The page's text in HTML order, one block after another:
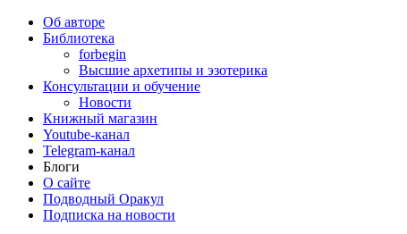
Об авторе
Библиотека
forbegin
Высшие архетипы и эзотерика
Консультации и обучение
Новости
Книжный магазин
Youtube-канал
Telegram-канал
Блоги
О сайте
Подводный Оракул
Подписка на новости